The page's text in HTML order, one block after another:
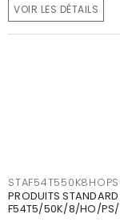
VOIR LES DÉTAILS
PRODUITS
F54T5/50K/8/HO/PS/